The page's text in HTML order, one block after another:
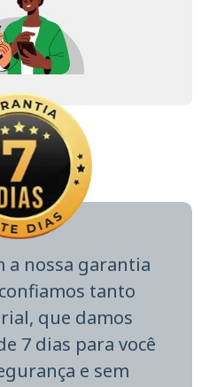
a nossa garantia
tanto
que damos
7 dias para você
e sem